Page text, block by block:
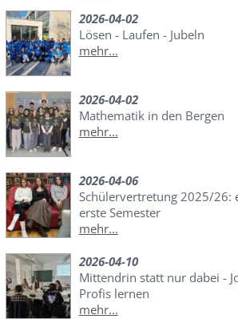
2026-04-02
Lösen - Laufen - Jubeln
mehr...
2026-04-02
Mathematik in den Bergen
mehr...
2026-04-06
Schülervertretung 2025/26:
erste Semester
mehr...
2026-04-10
Mittendrin statt nur dabei -
Profis lernen
mehr...